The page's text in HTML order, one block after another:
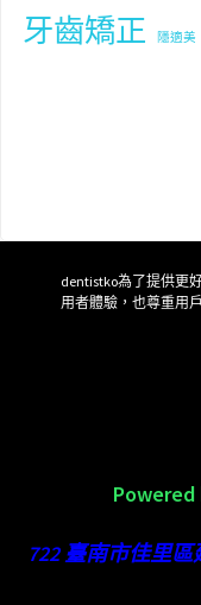
牙齒矯正 隱適美
dentistko為了提供更
用者體驗，也尊重用
Powered
722 臺南市佳里區